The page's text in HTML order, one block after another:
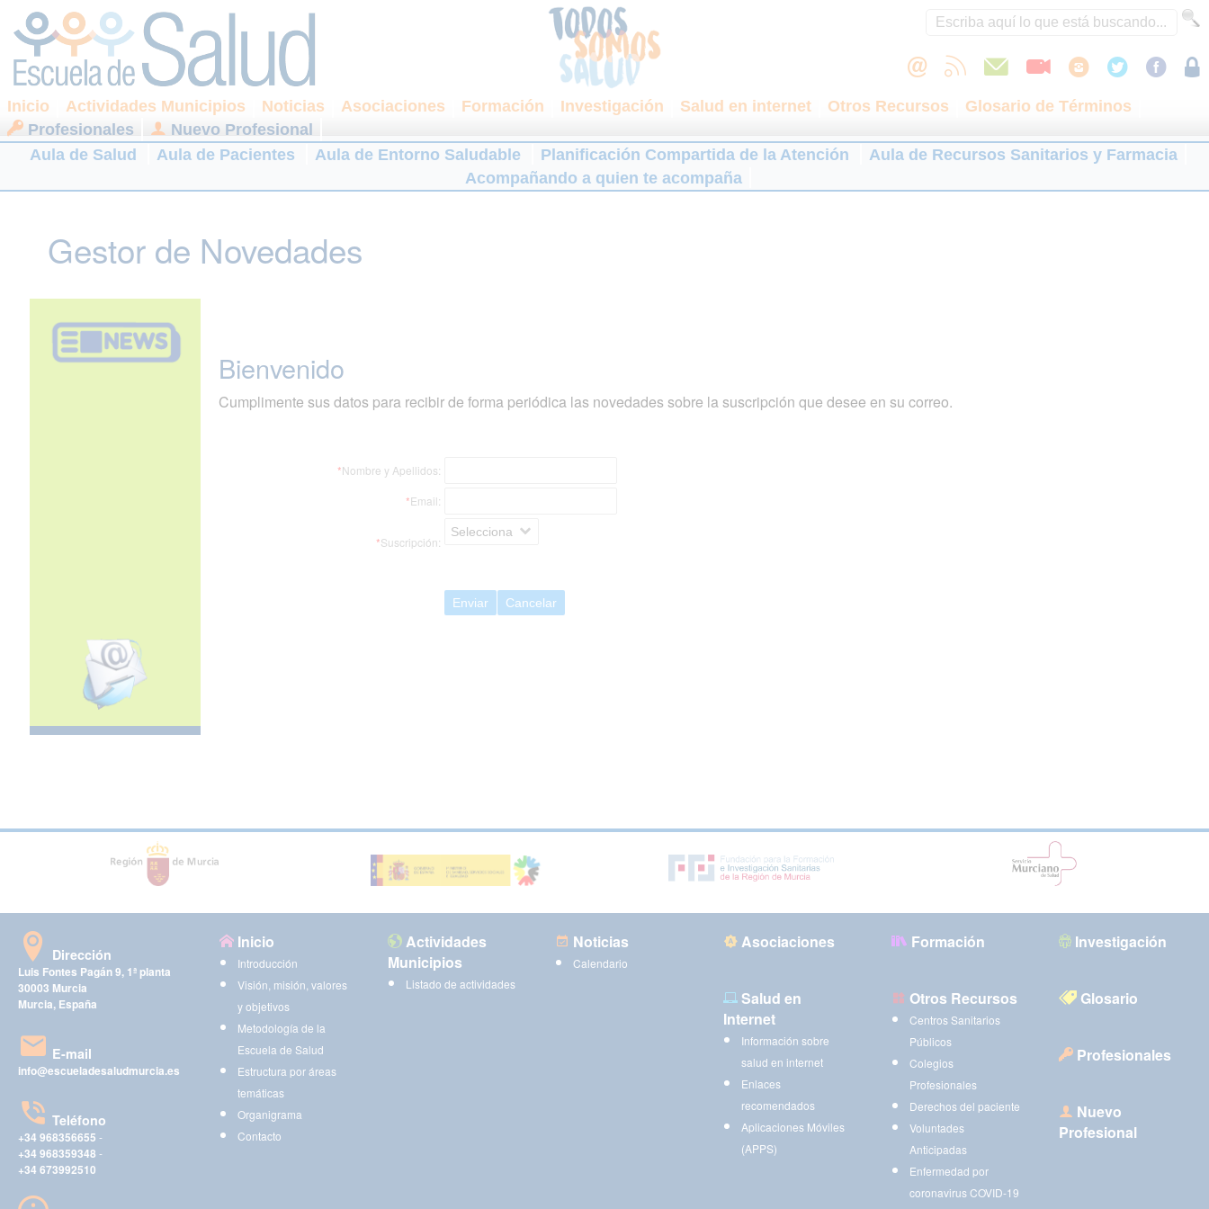
Inicio Actividades Municipios Noticias Asociaciones Formación Investigación Salud en internet Otros Recursos
Glosario de Términos
Profesionales
Nuevo Profesional
Aula de Salud
Aula de Pacientes Aula de Entorno Saludable Planificación Compartida de la Atención
Aula de Recursos Sanitarios y Farmacia
Acompañando a quien te acompaña
Gestor de Novedades
Bienvenido
Cumplimente sus datos para recibir de forma periódica las novedades sobre la suscripción que desee en su correo.
*Nombre y Apellidos:
*Email:
*Suscripción:
Selecciona
Enviar Cancelar
Dirección
Luis Fontes Pagán 9, 1ª planta
30003 Murcia
Murcia, España
E-mail
info@escueladesaludmurcia.es
Teléfono
+34 968356655 -
+34 968359348 -
+34 673992510
Inicio
Introducción
Visión, misión, valores
y objetivos
Metodología de la
Escuela de Salud
Estructura por áreas
temáticas
Organigrama
Contacto
Actividades
Municipios
Listado de actividades
Noticias
Calendario
Asociaciones Formación Investigación
Salud en
Internet
Información sobre
salud en internet
Enlaces
recomendados
Aplicaciones Móviles
(APPS)
Otros Recursos
Centros Sanitarios
Públicos
Colegios
Profesionales
Derechos del paciente
Voluntades
Anticipadas
Enfermedad por
coronavirus COVID-19
Glosario
Profesionales
Nuevo
Profesional